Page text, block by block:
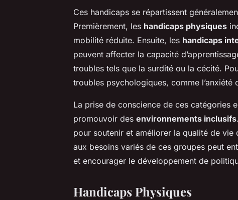
Ces handicaps se répartissent
Premièrement, les handicaps physiques
mobilité réduite. Ensuite, les handicaps
peuvent affecter la capacité
troubles tels que la surdité ou la cécité.
troubles psychologiques, comme l’anxiété
La prise de conscience de ces catégories
promouvoir des environnements inclusifs
pour soutenir et améliorer la qualité de
aux besoins variés de ces groupes peut
et encourager le développement de
Handicaps Physiques